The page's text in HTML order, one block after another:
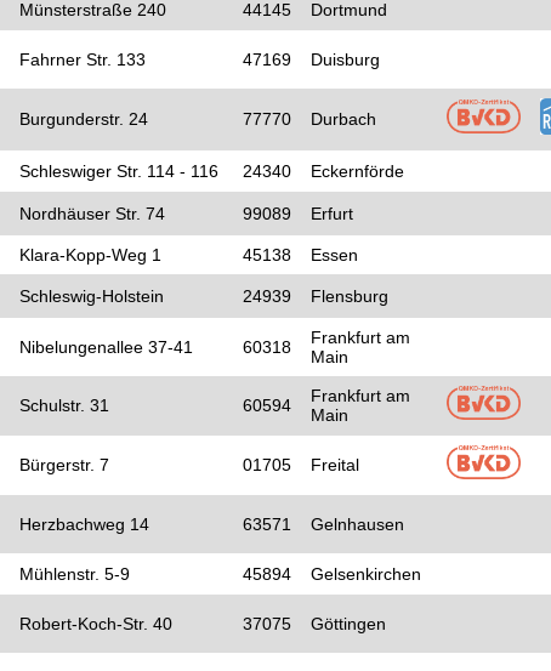
Münsterstraße 240 44145 Dortmund
Fahrner Str. 133 47169 Duisburg
Burgunderstr. 24 77770 Durbach
Schleswiger Str. 114 - 116 24340 Eckernförde
Nordhäuser Str. 74 99089 Erfurt
Klara-Kopp-Weg 1 45138 Essen
Schleswig-Holstein 24939 Flensburg
Nibelungenallee 37-41 60318
Frankfurt am
Main
Schulstr. 31 60594
Frankfurt am
Main
Bürgerstr. 7 01705 Freital
Herzbachweg 14 63571 Gelnhausen
Mühlenstr. 5-9 45894 Gelsenkirchen
Robert-Koch-Str. 40 37075 Göttingen